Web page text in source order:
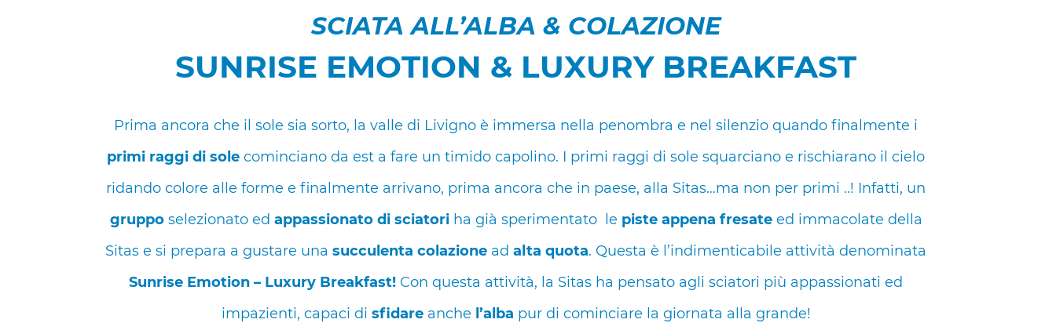
SCIATA ALL’ALBA & COLAZIONE
SUNRISE EMOTION & LUXURY BREAKFAST
Prima ancora che il sole sia sorto, la valle di Livigno è immersa nella penombra e nel silenzio quando finalmente i
primi raggi di sole cominciano da est a fare un timido capolino. I primi raggi di sole squarciano e rischiarano il cielo
ridando colore alle forme e finalmente arrivano, prima ancora che in paese, alla Sitas…ma non per primi ..! Infatti, un
gruppo selezionato ed appassionato di sciatori ha già sperimentato le piste appena fresateed immacolate della
Sitas e si prepara a gustare unasucculenta colazione adalta quota. Questa è l’indimenticabile attività denominata
Sunrise Emotion – Luxury Breakfast! Con questa attività, la Sitas ha pensato agli sciatori più appassionati ed
impazienti, capaci di sfidareanche l’alba pur di cominciare la giornata alla grande!